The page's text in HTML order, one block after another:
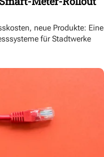
neue Produkte: Eine
für Stadtwerke